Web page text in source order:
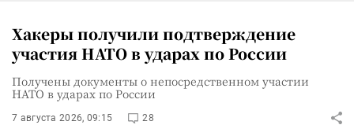
Хакеры получили подтверждение
участия НАТО в ударах по России
Получены документы о непосредственном участии
НАТО в ударах по России
7 августа 2026, 09:15 28